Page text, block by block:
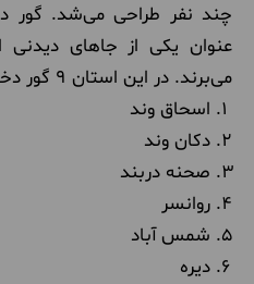
چند نفر طراحی می‌شد. گور
عنوان یکی از جاهای دیدنی
می‌برند. در این استان 9 گور دخمه وجود دارد که عبارتند از:
اسحاق وند
دکان وند
صحنه دربند
روانسر
شمس آباد
دیره